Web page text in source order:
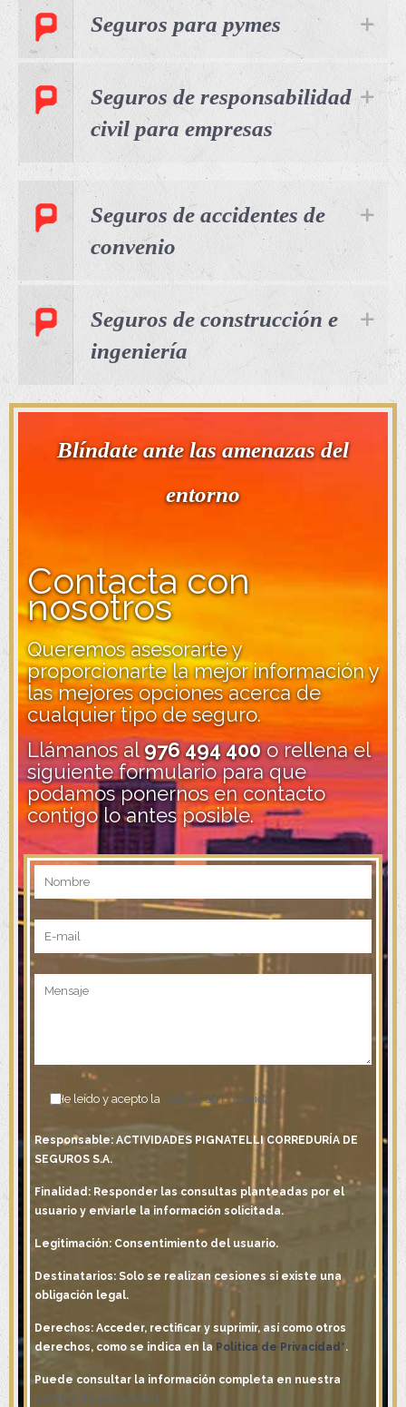
Seguros para pymes
Seguros de responsabilidad
civil para empresas
Seguros de accidentes de
convenio
Seguros de construcción e
ingeniería
Blíndate ante las amenazas del
entorno
Contacta con
nosotros
Queremos asesorarte y
proporcionarte la mejor información y
las mejores opciones acerca de
cualquier tipo de seguro.
Llámanos al976 494 400o rellena el
siguiente formulario para que
podamos ponernos en contacto
contigo lo antes posible.
He leído y acepto la política de privacidad
Responsable: ACTIVIDADES PIGNATELLI CORREDURÍA DE
SEGUROS S.A.
Finalidad: Responder las consultas planteadas por el
usuario y enviarle la información solicitada.
Legitimación: Consentimiento del usuario.
Destinatarios: Solo se realizan cesiones si existe una
obligación legal.
Derechos: Acceder, rectificar y suprimir, así como otros
derechos, como se indica en la Política de Privacidad*.
Puede consultar la información completa en nuestra
política de privacidad